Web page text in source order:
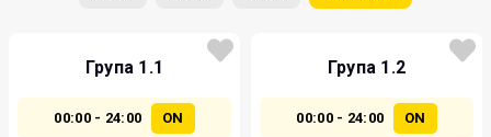
Група 1.1
00:00 - 24:00 ON
Група 1.2
00:00 - 24:00 ON